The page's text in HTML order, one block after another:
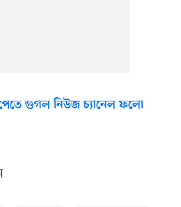
গুগল নিউজ চ্যানেল ফলো